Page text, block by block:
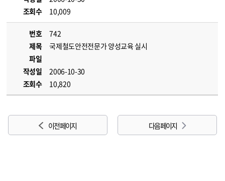
조회수
10,009
번호
742
제목
국제철도안전전문가 양성교육 실시
파일
작성일
2006-10-30
조회수
10,820
이전 페이지 다음 페이지